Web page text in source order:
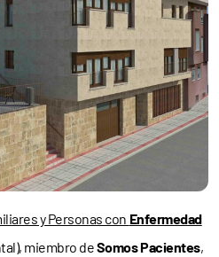
y Personas con Enfermedad
miembro deSomos Pacientes,